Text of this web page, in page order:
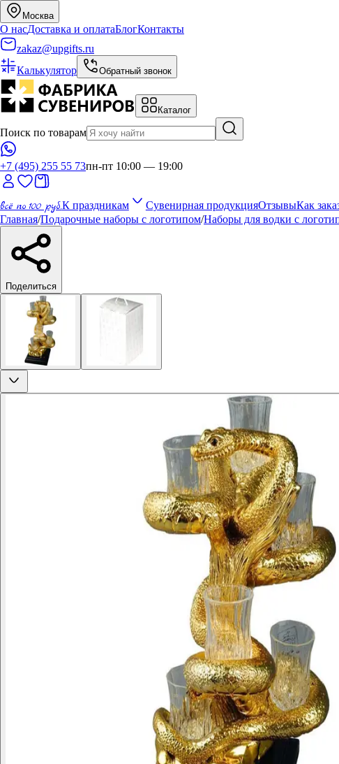
Москва
О насДоставка и оплатаБлогКонтакты
zakaz@upgifts.ru
Калькулятор
Обратный звонок
Каталог
Поиск по товарам
+7 (495) 255 55 73пн-пт 10:00 — 19:00
всё по 100 руб.К праздникам Сувенирная продукцияОтзывыКак
Главная/Подарочные наборы с логотипом/Наборы для водки с
Поделиться